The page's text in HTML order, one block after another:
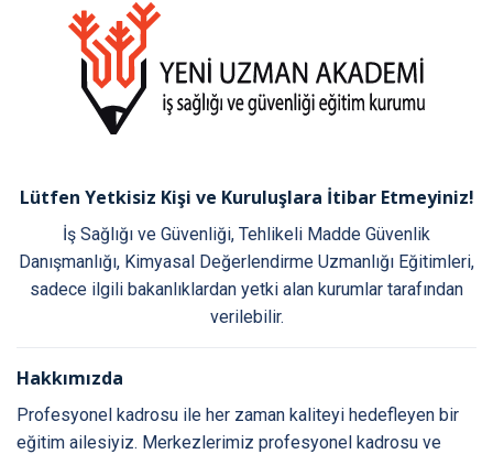
Lütfen Yetkisiz Kişi ve Kuruluşlara İtibar Etmeyiniz!
İş Sağlığı ve Güvenliği, Tehlikeli Madde Güvenlik
Danışmanlığı, Kimyasal Değerlendirme Uzmanlığı Eğitimleri,
sadece ilgili bakanlıklardan yetki alan kurumlar tarafından
verilebilir.
Hakkımızda
Profesyonel kadrosu ile her zaman kaliteyi hedefleyen bir
eğitim ailesiyiz. Merkezlerimiz profesyonel kadrosu ve